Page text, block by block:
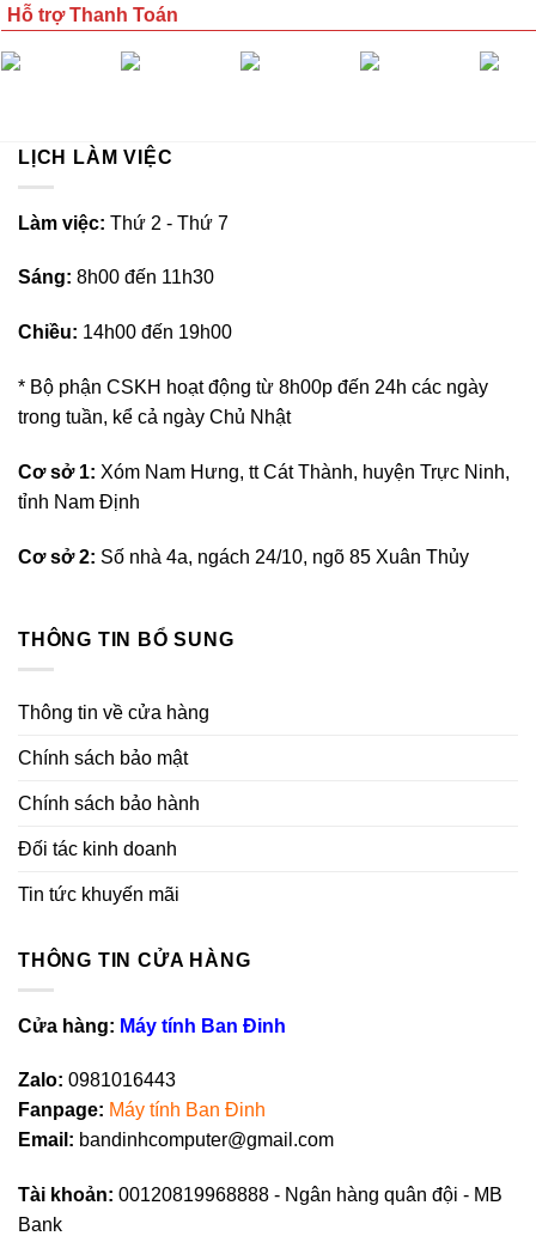
Hỗ trợ Thanh Toán
LỊCH LÀM VIỆC
Làm việc: Thứ 2 - Thứ 7
Sáng: 8h00 đến 11h30
Chiều: 14h00 đến 19h00
* Bộ phận CSKH hoạt động từ 8h00p đến 24h các ngày
trong tuần, kể cả ngày Chủ Nhật
Cơ sở 1: Xóm Nam Hưng, tt Cát Thành, huyện Trực Ninh,
tỉnh Nam Định
Cơ sở 2: Số nhà 4a, ngách 24/10, ngõ 85 Xuân Thủy
THÔNG TIN BỔ SUNG
Thông tin về cửa hàng
Chính sách bảo mật
Chính sách bảo hành
Đối tác kinh doanh
Tin tức khuyến mãi
THÔNG TIN CỬA HÀNG
Cửa hàng: Máy tính Ban Đinh
Zalo: 0981016443
Fanpage: Máy tính Ban Đinh
Email: bandinhcomputer@gmail.com
Tài khoản: 00120819968888 - Ngân hàng quân đội - MB
Bank